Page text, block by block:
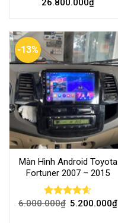
out of 5
26.800.000₫
-13%
Màn Hình Android Toyota
Fortuner 2007 – 2015
Rated4.59
6.000.000₫ 5.200.000₫